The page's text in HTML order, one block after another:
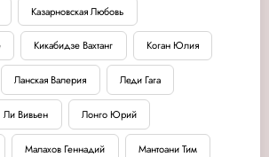
Казарновская Любовь
Кикабидзе Вахтанг Коган Юлия
Ланская Валерия Леди Гага
Ли Вивьен Лонго Юрий
Малахов Геннадий Мантоани Тим